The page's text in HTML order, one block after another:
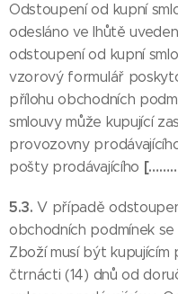
Odstoupení od kupní
odesláno ve lhůtě
odstoupení od kupní
vzorový formulář
přílohu obchodních
smlouvy může kupující
provozovny
pošty prodávajícího
5.3.V případě
obchodních podmínek
Zboží musí být kupujícím
čtrnácti (14) dnů od